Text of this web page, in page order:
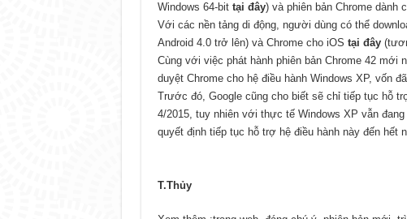
Windows 64-bit tại đây) và phiên bản Chrome dành
Với các nền tảng di động, người dùng có thể
Android 4.0 trở lên) và Chrome cho iOS tại đây
Cùng với việc phát hành phiên bản Chrome 42 mới
duyệt Chrome cho hệ điều hành Windows XP, vốn
Trước đó, Google cũng cho biết sẽ chỉ tiếp tục hỗ
4/2015, tuy nhiên với thực tế Windows XP vẫn
quyết định tiếp tục hỗ trợ hệ điều hành này đến hết
T.Thủy